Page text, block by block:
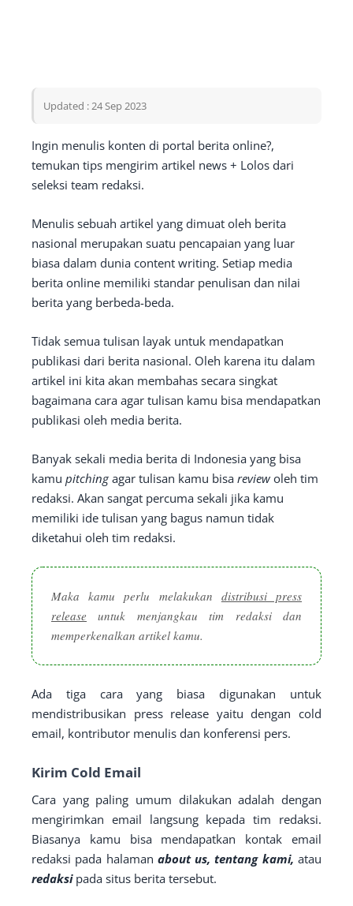
Updated : 24 Sep 2023
Ingin menulis konten di portal berita online?,
temukan tips mengirim artikel news + Lolos dari
seleksi team redaksi.
Menulis sebuah artikel yang dimuat oleh berita
nasional merupakan suatu pencapaian yang luar
biasa dalam dunia content writing. Setiap media
berita online memiliki standar penulisan dan nilai
berita yang berbeda-beda.
Tidak semua tulisan layak untuk mendapatkan
publikasi dari berita nasional. Oleh karena itu dalam
artikel ini kita akan membahas secara singkat
bagaimana cara agar tulisan kamu bisa mendapatkan
publikasi oleh media berita.
Banyak sekali media berita di Indonesia yang bisa
kamu pitchingagar tulisan kamu bisa review oleh tim
redaksi. Akan sangat percuma sekali jika kamu
memiliki ide tulisan yang bagus namun tidak
diketahui oleh tim redaksi.
Maka kamu perlu melakukan distribusi press
release untuk menjangkau tim redaksi dan
memperkenalkan artikel kamu.
Ada tiga cara yang biasa digunakan untuk
mendistribusikan press release yaitu dengan cold
email, kontributor menulis dan konferensi pers.
Kirim Cold Email
Cara yang paling umum dilakukan adalah dengan
mengirimkan email langsung kepada tim redaksi.
Biasanya kamu bisa mendapatkan kontak email
redaksi pada halaman about us, tentang kami,atau
redaksi pada situs berita tersebut.